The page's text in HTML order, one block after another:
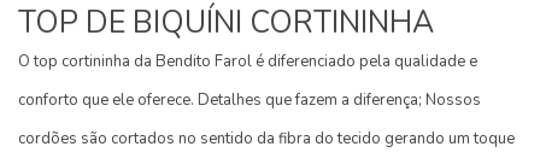
TOP DE BIQUÍNI CORTININHA
O top cortininha da Bendito Farol é diferenciado pela qualidade e
conforto que ele oferece. Detalhes que fazem a diferença; Nossos
cordões são cortados no sentido da fibra do tecido gerando um toque